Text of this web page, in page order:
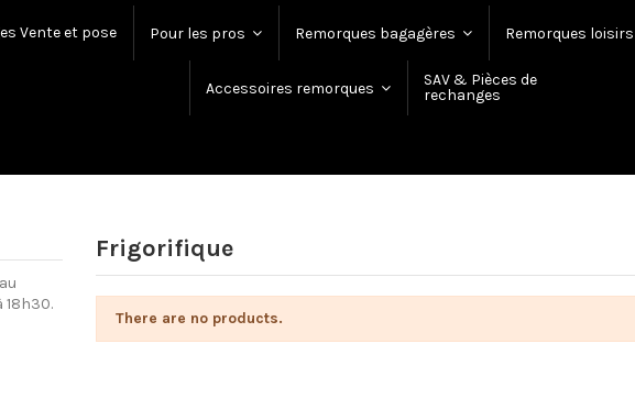
Vente et pose Pour les pros Remorques bagagères Remorques loisirs
Accessoires remorques
SAV & Pièces de
rechanges
Frigorifique
There are no products.
18h30.